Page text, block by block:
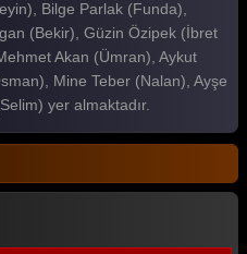
Bilge Parlak (Funda),
(Bekir), Güzin Özipek (İbret
Akan (Ümran), Aykut
Mine Teber (Nalan), Ayşe
yer almaktadır.